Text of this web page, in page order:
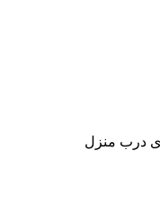
درب منزل